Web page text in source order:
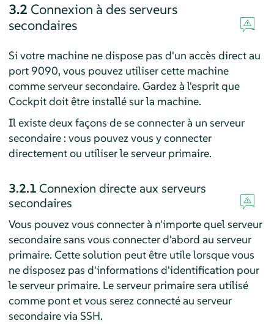
3.2 Connexion à des serveurs
secondaires
Si votre machine ne dispose pas d'un accès direct au
port 9090, vous pouvez utiliser cette machine
comme serveur secondaire. Gardez à l'esprit que
Cockpit doit être installé sur la machine.
Il existe deux façons de se connecter à un serveur
secondaire : vous pouvez vous y connecter
directement ou utiliser le serveur primaire.
3.2.1 Connexion directe aux serveurs
secondaires
Vous pouvez vous connecter à n'importe quel serveur
secondaire sans vous connecter d'abord au serveur
primaire. Cette solution peut être utile lorsque vous
ne disposez pas d'informations d'identification pour
le serveur primaire. Le serveur primaire sera utilisé
comme pont et vous serez connecté au serveur
secondaire via SSH.